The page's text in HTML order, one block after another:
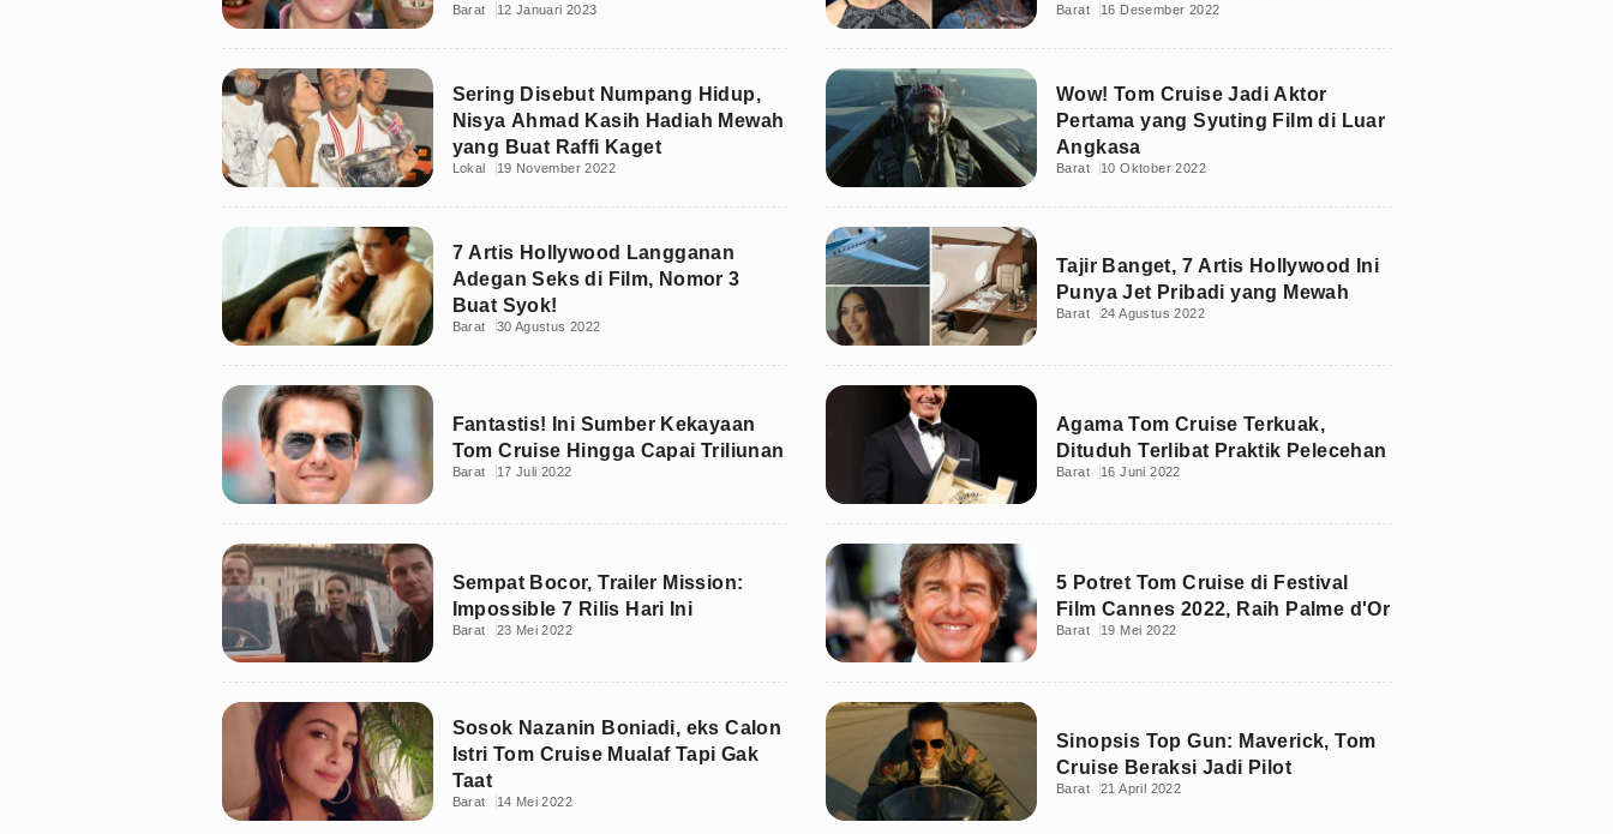
Barat 12 Januari 2023
Cruise
Barat 16 Desember 2022
Sering Disebut Numpang Hidup,
Nisya Ahmad Kasih Hadiah Mewah
yang Buat Raffi Kaget
Lokal 19 November 2022
Wow! Tom Cruise Jadi Aktor
Pertama yang Syuting Film di Luar
Angkasa
Barat 10 Oktober 2022
7 Artis Hollywood Langganan
Adegan Seks di Film, Nomor 3
Buat Syok!
Barat 30 Agustus 2022
Tajir Banget, 7 Artis Hollywood Ini
Punya Jet Pribadi yang Mewah
Barat 24 Agustus 2022
Fantastis! Ini Sumber Kekayaan
Tom Cruise Hingga Capai Triliunan
Barat 17 Juli 2022
Agama Tom Cruise Terkuak,
Dituduh Terlibat Praktik Pelecehan
Barat 16 Juni 2022
Sempat Bocor, Trailer Mission:
Impossible 7 Rilis Hari Ini
Barat 23 Mei 2022
5 Potret Tom Cruise di Festival
Film Cannes 2022, Raih Palme d'Or
Barat 19 Mei 2022
Sosok Nazanin Boniadi, eks Calon
Istri Tom Cruise Mualaf Tapi Gak
Taat
Barat 14 Mei 2022
Sinopsis Top Gun: Maverick, Tom
Cruise Beraksi Jadi Pilot
Barat 21 April 2022